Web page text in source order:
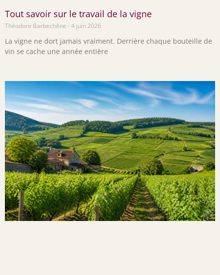
Tout savoir sur le travail de la vigne
Théodore Barbechêne 4 juin 2026
La vigne ne dort jamais vraiment. Derrière chaque bouteille de
vin se cache une année entière